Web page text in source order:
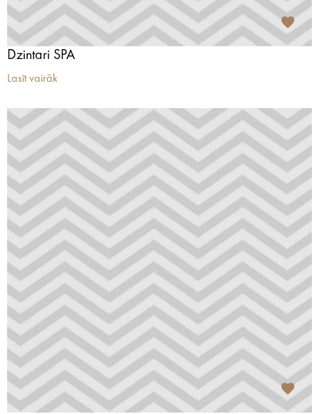
Dzintari SPA
Lasīt vairāk